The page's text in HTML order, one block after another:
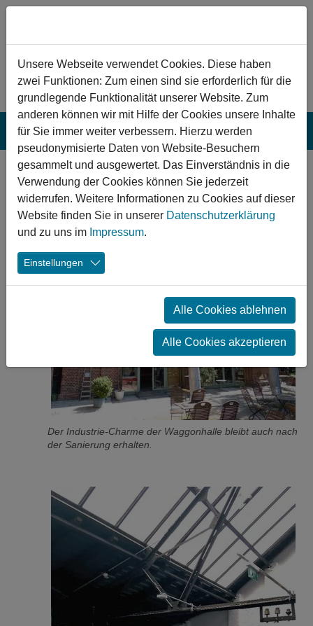
Zum Hauptinhalt springen
Alles neu in Marburg
06.06.2018 Marburg Waggonhallenareal Kultur
Der Industrie-Charme der Waggonhalle bleibt auch nach
der Sanierung erhalten.
Unsere Webseite verwendet Cookies. Diese haben
zwei Funktionen: Zum einen sind sie erforderlich für die
grundlegende Funktionalität unserer Website. Zum
anderen können wir mit Hilfe der Cookies unsere Inhalte
für Sie immer weiter verbessern. Hierzu werden
pseudonymisierte Daten von Website-Besuchern
gesammelt und ausgewertet. Das Einverständnis in die
Verwendung der Cookies können Sie jederzeit
widerrufen. Weitere Informationen zu Cookies auf dieser
Website finden Sie in unserer Datenschutzerklärung
und zu uns im Impressum.
Einstellungen
Alle Cookies ablehnen
Alle Cookies akzeptieren